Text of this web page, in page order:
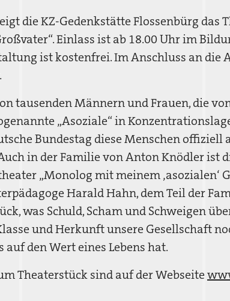
die KZ-Gedenkstätte Flossenbürg das
Einlass ist ab 18.00 Uhr im
ist kostenfrei. Im Anschluss an
tausenden Männern und Frauen, die
„Asoziale“ in
Bundestag diese Menschen offiziell
in der Familie von Anton Knödler ist
„Monolog mit meinem ‚asozialen‘
Harald Hahn, dem Teil der
was Schuld, Scham und Schweigen
und Herkunft unsere Gesellschaft
den Wert eines Lebens hat.
Theaterstück sind auf der Webseite